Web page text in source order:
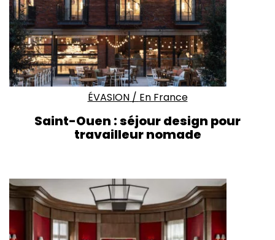
ÉVASION/ En France
Saint-Ouen : séjour design pour
travailleur nomade